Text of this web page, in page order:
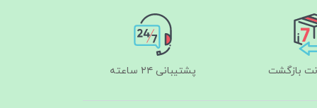
پشتیبانی ۲۴ ساعته